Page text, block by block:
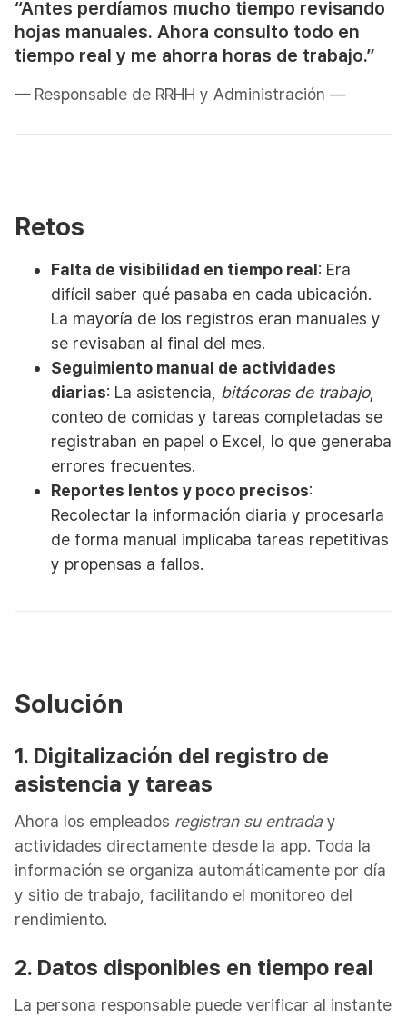
“Antes perdíamos mucho tiempo revisando
hojas manuales. Ahora consulto todo en
tiempo real y me ahorra horas de trabajo.”
— Responsable de RRHH y Administración —
Retos
Falta de visibilidad en tiempo real: Era
difícil saber qué pasaba en cada ubicación.
La mayoría de los registros eran manuales y
se revisaban al final del mes.
Seguimiento manual de actividades
diarias: La asistencia, bitácoras de trabajo,
conteo de comidas y tareas completadas se
registraban en papel o Excel, lo que generaba
errores frecuentes.
Reportes lentos y poco precisos:
Recolectar la información diaria y procesarla
de forma manual implicaba tareas repetitivas
y propensas a fallos.
Solución
1. Digitalización del registro de
asistencia y tareas
Ahora los empleados registran su entraday
actividades directamente desde la app. Toda la
información se organiza automáticamente por día
y sitio de trabajo, facilitando el monitoreo del
rendimiento.
2. Datos disponibles en tiempo real
La persona responsable puede verificar al instante